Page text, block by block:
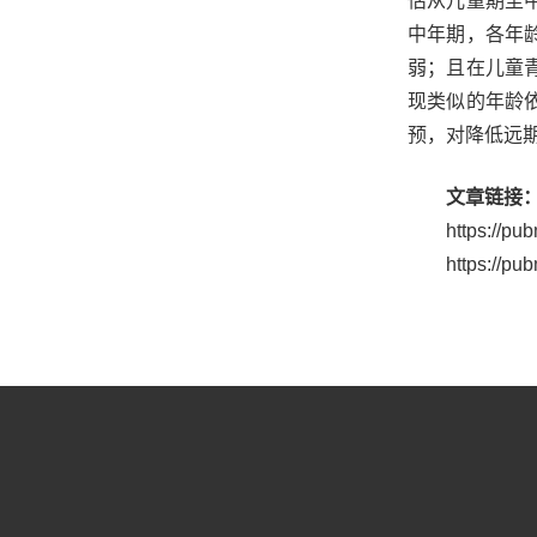
中年期，各年
弱；且在儿童
现类似的年龄
预，对降低远
文章链接
https://
https://